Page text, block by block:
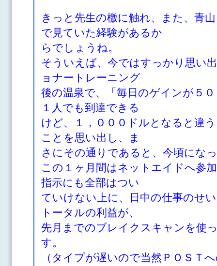
きっと 先生の檄に触れ、また、青
で見ていた経験があるか
らでしょうね。
そういえば、今ではすっかり思い
ョナートレーニング
後の温泉で、「毎日のゲインが５
１人でも到達できる
けど、１，０００ドルとなると違
ことを思い出し、ま
さにその通りであると、今頃にな
この１ヶ月間はネットエイドへ参
指示にも全部はつい
ていけない上に、日中の仕事のせ
トータルの利益が、
先月までのブレイクスキャンを使
す。
（タイプが遅いので当然ＰＯＳＴ